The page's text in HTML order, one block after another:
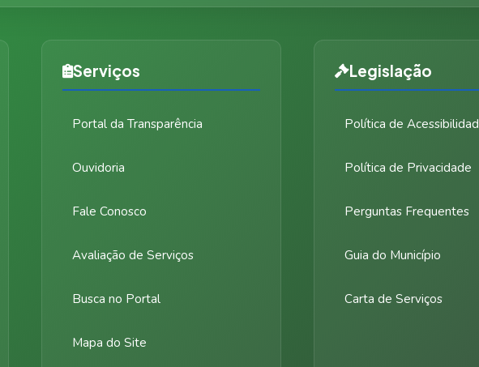
Serviços
Portal da Transparência
Ouvidoria
Fale Conosco
Avaliação de Serviços
Busca no Portal
Mapa do Site
Legislação
Política de
Política de Privacidade
Perguntas Frequentes
Guia do Município
Carta de Serviços